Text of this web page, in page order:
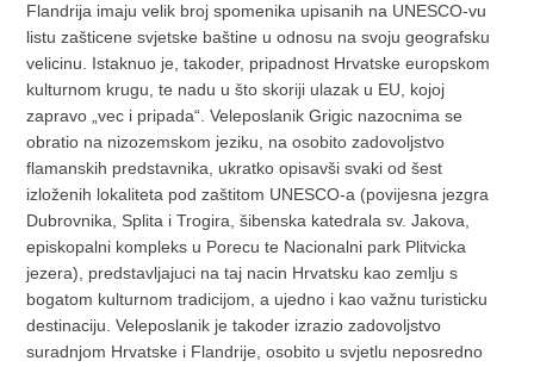
Flandrija imaju velik broj spomenika upisanih na UNESCO-vu
listu zašticene svjetske baštine u odnosu na svoju geografsku
velicinu. Istaknuo je, takoder, pripadnost Hrvatske europskom
kulturnom krugu, te nadu u što skoriji ulazak u EU, kojoj
zapravo „vec i pripada“. Veleposlanik Grigic nazocnima se
obratio na nizozemskom jeziku, na osobito zadovoljstvo
flamanskih predstavnika, ukratko opisavši svaki od šest
izloženih lokaliteta pod zaštitom UNESCO-a (povijesna jezgra
Dubrovnika, Splita i Trogira, šibenska katedrala sv. Jakova,
episkopalni kompleks u Porecu te Nacionalni park Plitvicka
jezera), predstavljajuci na taj nacin Hrvatsku kao zemlju s
bogatom kulturnom tradicijom, a ujedno i kao važnu turisticku
destinaciju. Veleposlanik je takoder izrazio zadovoljstvo
suradnjom Hrvatske i Flandrije, osobito u svjetlu neposredno